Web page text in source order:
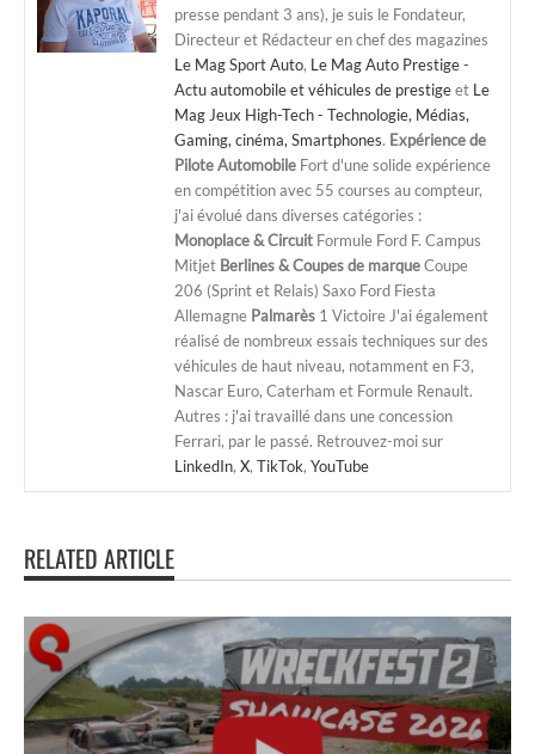
presse pendant 3 ans), je suis le Fondateur,
Directeur et Rédacteur en chef des magazines
Le Mag Sport Auto, Le Mag Auto Prestige -
Actu automobile et véhicules de prestigeet Le
Mag Jeux High-Tech - Technologie, Médias,
Gaming, cinéma, Smartphones. Expérience de
Pilote Automobile Fort d'une solide expérience
en compétition avec 55 courses au compteur,
j'ai évolué dans diverses catégories :
Monoplace & Circuit Formule Ford F. Campus
Mitjet Berlines & Coupes de marqueCoupe
206 (Sprint et Relais) Saxo Ford Fiesta
Allemagne Palmarès 1 Victoire J'ai également
réalisé de nombreux essais techniques sur des
véhicules de haut niveau, notamment en F3,
Nascar Euro, Caterham et Formule Renault.
Autres : j'ai travaillé dans une concession
Ferrari, par le passé. Retrouvez-moi sur
LinkedIn, X, TikTok, YouTube
RELATED ARTICLE